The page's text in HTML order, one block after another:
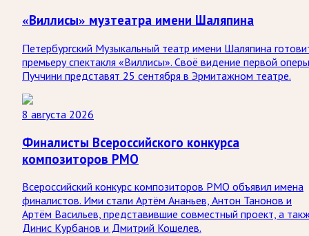
«Виллисы» музтеатра имени Шаляпина
Петербургский Музыкальный театр имени Шаляпина
премьеру спектакля «Виллисы». Своё видение первой оперы
Пуччини представят 25 сентября в Эрмитажном театре.
8 августа 2026
Финалисты Всероссийского конкурса
композиторов РМО
Всероссийский конкурс композиторов РМО объявил имена
финалистов. Ими стали Артём Ананьев, Антон Танонов и
Артём Васильев, представившие совместный проект, а
Динис Курбанов и Дмитрий Кошелев.